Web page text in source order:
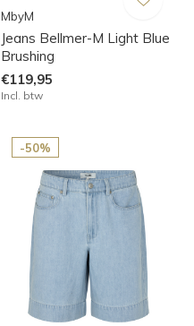
MbyM
Jeans Bellmer-M Light Blue
Brushing
€119,95
Incl. btw
-50%